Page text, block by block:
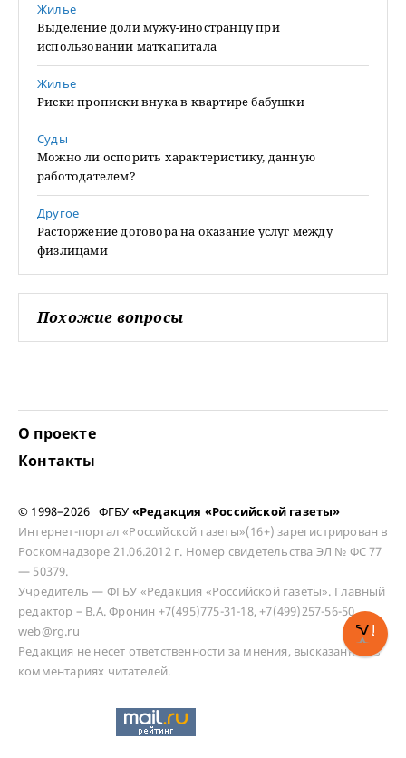
Жилье
Выделение доли мужу-иностранцу при
использовании маткапитала
Жилье
Риски прописки внука в квартире бабушки
Суды
Можно ли оспорить характеристику, данную
работодателем?
Другое
Расторжение договора на оказание услуг между
физлицами
Похожие вопросы
О проекте
Контакты
© 1998–2026 ФГБУ «Редакция «Российской газеты»
Интернет-портал «Российской газеты»(16+) зарегистрирован в
Роскомнадзоре 21.06.2012 г. Номер свидетельства ЭЛ № ФС 77
— 50379.
Учредитель — ФГБУ «Редакция «Российской газеты». Главный
редактор – В.А. Фронин +7(495)775-31-18, +7(499)257-56-50
web@rg.ru
Редакция не несет ответственности за мнения, высказанные в
комментариях читателей.